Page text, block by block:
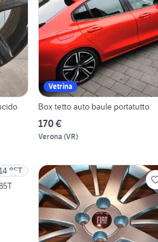
Vetrina
Box tetto auto baule portatutto
170 €
Verona (VR)